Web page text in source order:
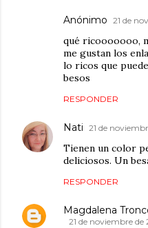
Anónimo 21 de
qué ricooooooo,
me gustan los
lo ricos que
besos
RESPONDER
Nati 21 de
Tienen un color
deliciosos. Un
RESPONDER
Magdalena
21 de noviembre de